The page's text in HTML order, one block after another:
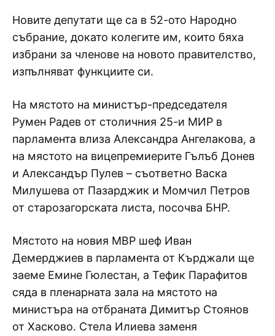
Новите депутати ще са в 52-ото Народно
събрание, докато колегите им, които бяха
избрани за членове на новото правителство,
изпълняват функциите си.
На мястото на министър-председателя
Румен Радев от столичния 25-и МИР в
парламента влиза Александра Ангелакова, а
на мястото на вицепремиерите Гълъб Донев
и Александър Пулев – съответно Васка
Милушева от Пазарджик и Момчил Петров
от старозагорската листа, посочва БНР.
Мястото на новия МВР шеф Иван
Демерджиев в парламента от Кърджали ще
заеме Емине Гюлестан, а Тефик Парафитов
сяда в пленарната зала на мястото на
министъра на отбраната Димитър Стоянов
от Хасково. Стела Илиева заменя